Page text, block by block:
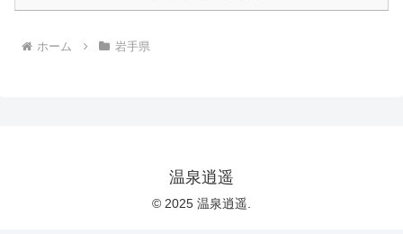
ホーム 岩手県
温泉逍遥
© 2025 温泉逍遥.